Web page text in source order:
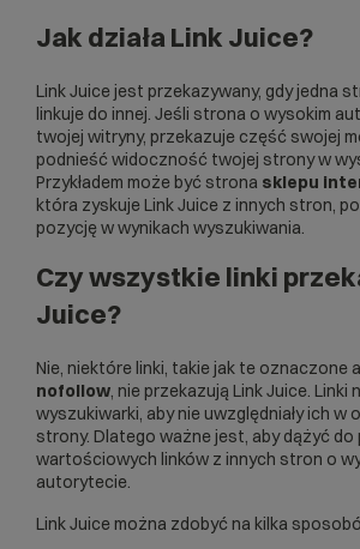
Jak działa Link Juice?
Link Juice jest przekazywany, gdy jedna
linkuje do innej. Jeśli strona o wysokim
twojej witryny, przekazuje część swojej
podnieść widoczność twojej strony w
Przykładem może być strona sklepu
która zyskuje Link Juice z innych stron,
pozycję w wynikach wyszukiwania.
Czy wszystkie linki
Juice?
Nie, niektóre linki, takie jak te oznaczone
nofollow, nie przekazują Link Juice.
wyszukiwarki, aby nie uwzględniały ich w
strony. Dlatego ważne jest, aby dążyć do
wartościowych linków z innych stron o
autorytecie.
Link Juice można zdobyć na kilka